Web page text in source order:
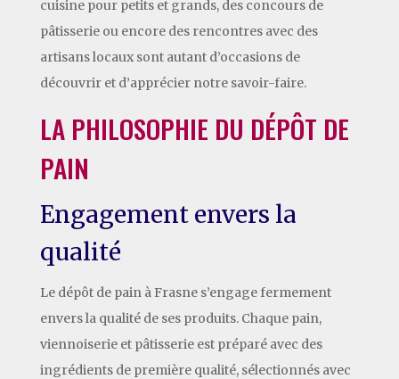
cuisine pour petits et grands, des concours de
pâtisserie ou encore des rencontres avec des
artisans locaux sont autant d’occasions de
découvrir et d’apprécier notre savoir-faire.
LA PHILOSOPHIE DU DÉPÔT DE
PAIN
Engagement envers la
qualité
Le dépôt de pain à Frasne s’engage fermement
envers la qualité de ses produits. Chaque pain,
viennoiserie et pâtisserie est préparé avec des
ingrédients de première qualité, sélectionnés avec